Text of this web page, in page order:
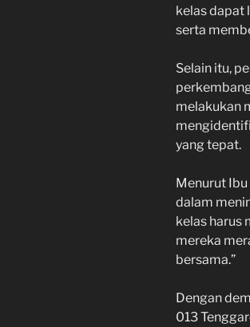
kelas dapat
serta
Selain itu,
melakukan
yang tepat.
Menurut
dalam
kelas harus
mereka
bersama.”
Dengan
013